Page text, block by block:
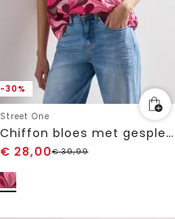
-30%
Street One
Chiffon bloes met gespleten hals
€ 28,00€39,99